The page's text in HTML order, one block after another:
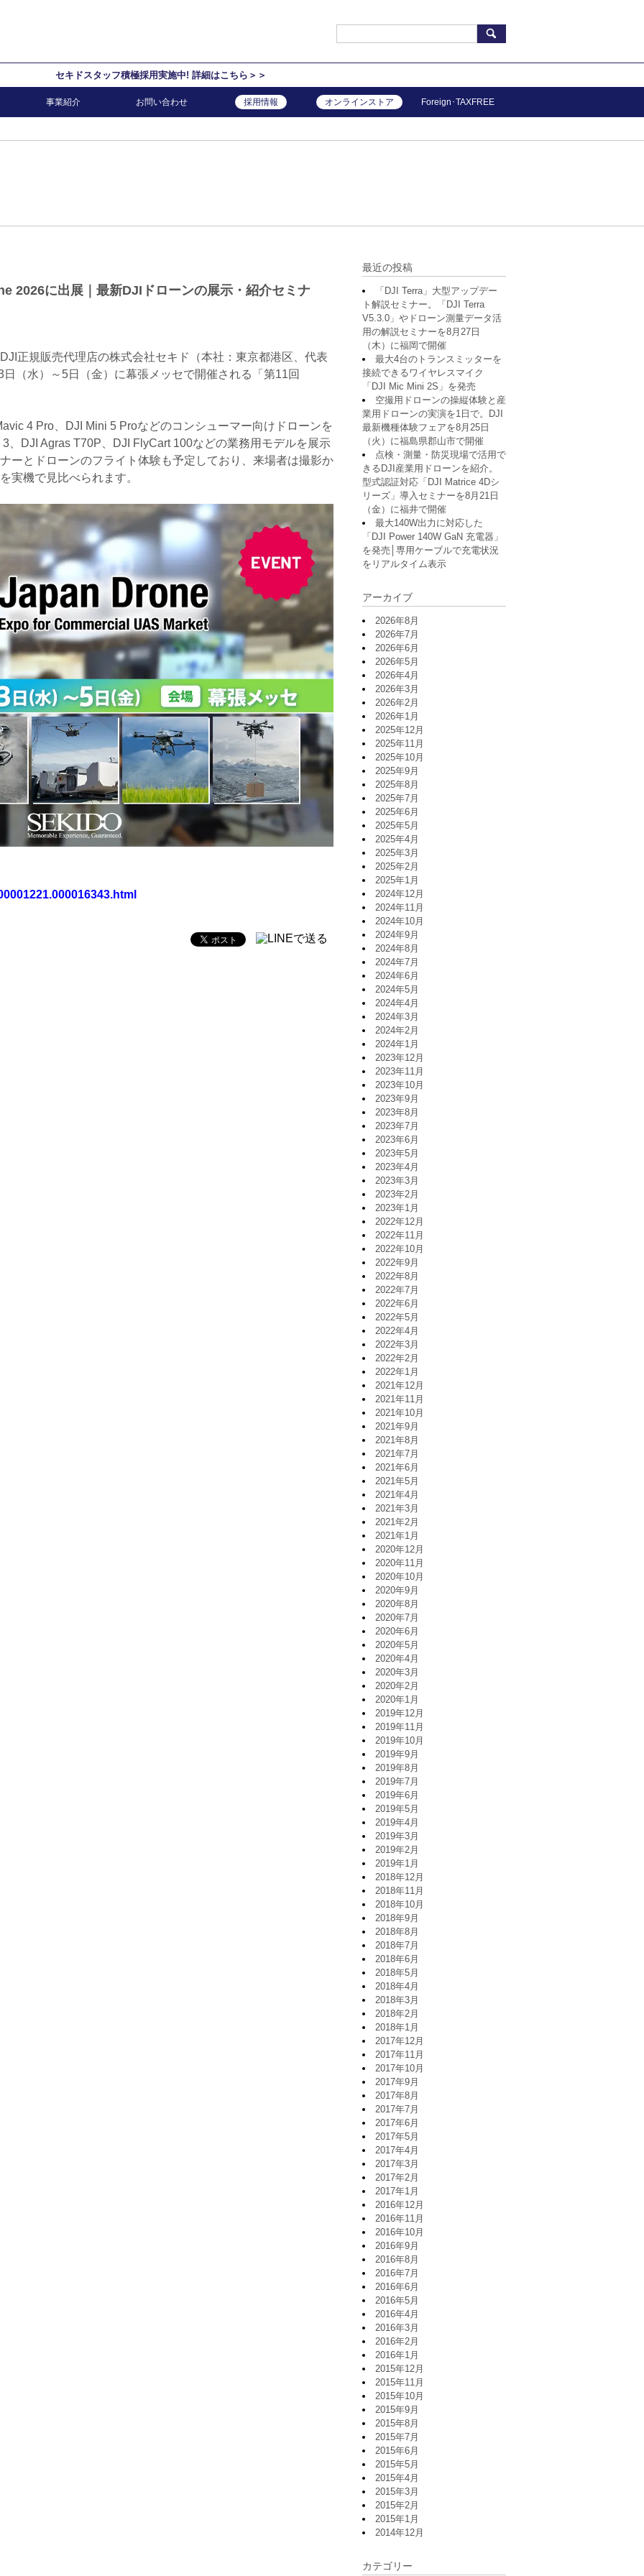
セキドスタッフ積極採用実施中! 詳細はこちら＞＞
事業紹介 お問い合わせ 採用情報 オンラインストア Foreign･TAXFREE
2026に出展｜最新DJIドローンの展示・紹介セミナ
正規販売代理店の株式会社セキド（本社：東京都港区、代表
（水）～5日（金）に幕張メッセで開催される「第11回
4 Pro、DJI Mini 5 Proなどのコンシューマー向けドローンを
、DJI Agras T70P、DJI FlyCart 100などの業務用モデルを展示
ーとドローンのフライト体験も予定しており、来場者は撮影か
実機で見比べられます。
最近の投稿
「DJI Terra」大型アップデー
ト解説セミナー。「DJI Terra
V5.3.0」やドローン測量データ活
用の解説セミナーを8月27日
（木）に福岡で開催
最大4台のトランスミッターを
接続できるワイヤレスマイク
「DJI Mic Mini 2S」を発売
空撮用ドローンの操縦体験と産
業用ドローンの実演を1日で。DJI
最新機種体験フェアを8月25日
（火）に福島県郡山市で開催
点検・測量・防災現場で活用で
きるDJI産業用ドローンを紹介。
型式認証対応「DJI Matrice 4Dシ
リーズ」導入セミナーを8月21日
（金）に福井で開催
最大140W出力に対応した
「DJI Power 140W GaN 充電器」
を発売│専用ケーブルで充電状況
をリアルタイム表示
アーカイブ
2026年8月
2026年7月
2026年6月
2026年5月
2026年4月
2026年3月
2026年2月
2026年1月
2025年12月
2025年11月
2025年10月
2025年9月
2025年8月
2025年7月
2025年6月
2025年5月
2025年4月
2025年3月
2025年2月
2025年1月
2024年12月
2024年11月
2024年10月
2024年9月
2024年8月
2024年7月
2024年6月
2024年5月
2024年4月
2024年3月
2024年2月
2024年1月
2023年12月
2023年11月
2023年10月
2023年9月
2023年8月
2023年7月
2023年6月
2023年5月
2023年4月
2023年3月
2023年2月
2023年1月
2022年12月
2022年11月
2022年10月
2022年9月
2022年8月
2022年7月
2022年6月
2022年5月
2022年4月
2022年3月
2022年2月
2022年1月
2021年12月
2021年11月
2021年10月
2021年9月
2021年8月
2021年7月
2021年6月
2021年5月
2021年4月
2021年3月
2021年2月
2021年1月
2020年12月
2020年11月
2020年10月
2020年9月
2020年8月
2020年7月
2020年6月
2020年5月
2020年4月
2020年3月
2020年2月
2020年1月
2019年12月
2019年11月
2019年10月
2019年9月
2019年8月
2019年7月
2019年6月
2019年5月
2019年4月
2019年3月
2019年2月
2019年1月
2018年12月
2018年11月
2018年10月
2018年9月
2018年8月
2018年7月
2018年6月
2018年5月
2018年4月
2018年3月
2018年2月
2018年1月
2017年12月
2017年11月
2017年10月
2017年9月
2017年8月
2017年7月
2017年6月
2017年5月
2017年4月
2017年3月
2017年2月
2017年1月
2016年12月
2016年11月
2016年10月
2016年9月
2016年8月
2016年7月
2016年6月
2016年5月
2016年4月
2016年3月
2016年2月
2016年1月
2015年12月
2015年11月
2015年10月
2015年9月
2015年8月
2015年7月
2015年6月
2015年5月
2015年4月
2015年3月
2015年2月
2015年1月
2014年12月
カテゴリー